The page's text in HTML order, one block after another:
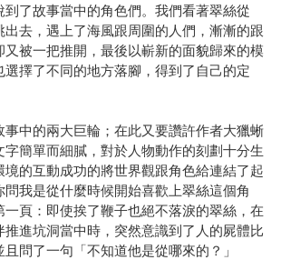
了故事當中的角色們。我們看著翠絲從
出去，遇上了海風跟周圍的人們，漸漸的跟
又被一把推開，最後以嶄新的面貌歸來的模
擇了不同的地方落腳，得到了自己的定
事中的兩大巨輪；在此又要讚許作者大獵蜥
字簡單而細膩，對於人物動作的刻劃十分生
的互動成功的將世界觀跟角色給連結了起
問我是從什麼時候開始喜歡上翠絲這個角
頁：即使挨了鞭子也絕不落淚的翠絲，在
進坑洞當中時，突然意識到了人的屍體比
問了一句「不知道他是從哪來的？」